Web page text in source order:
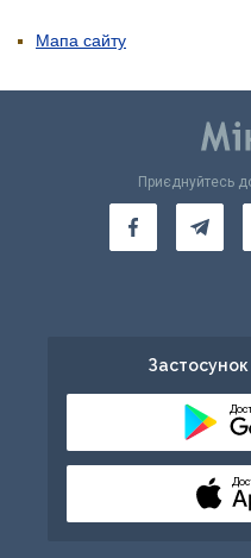
Мапа сайту
Приєднуйтесь
Застосунок